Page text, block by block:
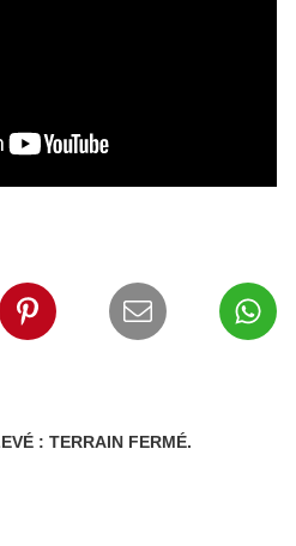
RISQUE INCENDIE TRÉS ÉLEVÉ : TERRAIN FERMÉ.